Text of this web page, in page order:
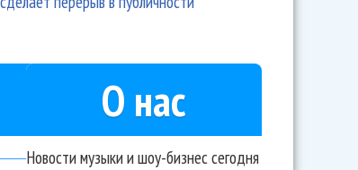
О нас
Новости музыки и шоу-бизнес сегодня